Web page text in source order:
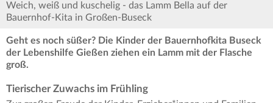
Weich, weiß und kuschelig - das Lamm Bella auf der
Bauernhof-Kita in Großen-Buseck
Geht es noch süßer? Die Kinder der Bauernhofkita Buseck
der Lebenshilfe Gießen ziehen ein Lamm mit der Flasche
groß.
Tierischer Zuwachs im Frühling